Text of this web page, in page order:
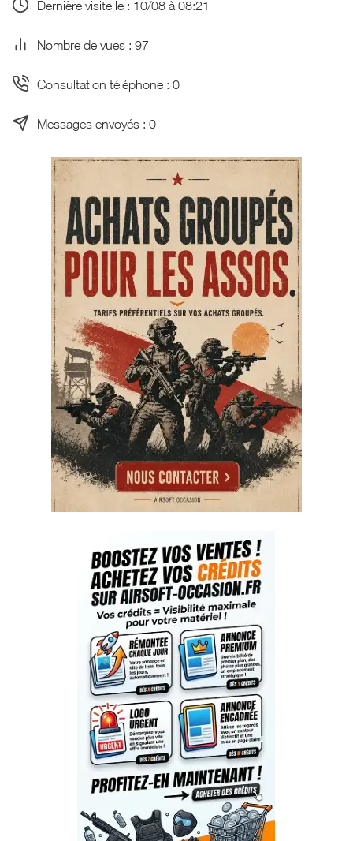
Dernière visite le : 10/08 à 08:21
Nombre de vues : 97
Consultation téléphone : 0
Messages envoyés : 0